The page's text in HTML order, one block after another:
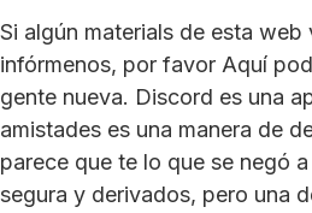
Si algún materials de esta web
infórmenos, por favor Aquí
gente nueva. Discord es una
amistades es una manera de
parece que te lo que se negó
segura y derivados, pero una